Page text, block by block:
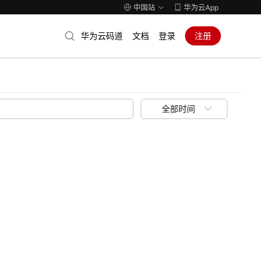
中国站 华为云App
华为云码道 文档 登录 注册
全部时间